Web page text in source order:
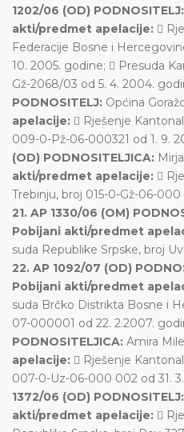
1202/06 (OD) PODNOSITELJ:
akti/predmet apelacije: 
Federacije Bosne i
10. 2005. godine;  Presuda
Gž-2068/03 od 5. 4. 2004.
PODNOSITELJ: Općina
apelacije:  Rješenje
009-0-Pž-06-000321 od 1. 9.
(OD) PODNOSITELJICA:
akti/predmet apelacije: 
Trebinju, broj 015-0-Gž-06-000
21. AP 1330/06 (OM)
Pobijani akti/predmet
suda Republike Srpske, broj
22. AP 1092/07 (OD)
Pobijani akti/predmet
suda Brčko Distrikta Bosne i
07-000001 od 22. 2.2007.
PODNOSITELJICA: Amira
apelacije:  Rješenje
007-0-Uz-06-000 002 od 31.
1372/06 (OD) PODNOSITELJ:
akti/predmet apelacije: 